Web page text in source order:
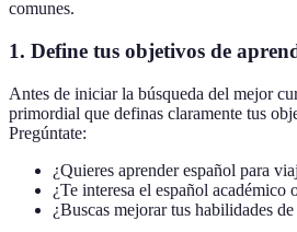
comunes.
1. Define tus objetivos de
Antes de iniciar la búsqueda del mejor
primordial que definas claramente tus
Pregúntate:
¿Quieres aprender español para
¿Te interesa el español académico
¿Buscas mejorar tus habilidades